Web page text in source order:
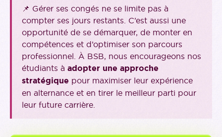
📌 Gérer ses congés ne se limite pas à
compter ses jours restants. C’est aussi une
opportunité de se démarquer, de monter en
compétences et d’optimiser son parcours
professionnel. À BSB, nous encourageons nos
étudiants à adopter une approche
stratégique pour maximiser leur expérience
en alternance et en tirer le meilleur parti pour
leur future carrière.